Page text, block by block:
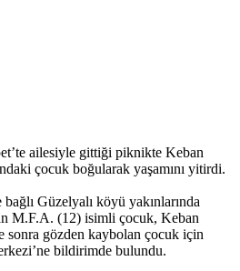
ailesiyle gittiği piknikte Keban
çocuk boğularak yaşamını yitirdi.
Güzelyalı köyü yakınlarında
M.F.A. (12) isimli çocuk, Keban
sonra gözden kaybolan çocuk için
bildirimde bulundu.